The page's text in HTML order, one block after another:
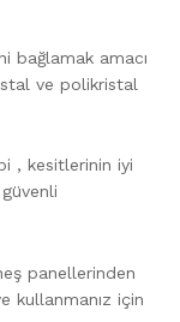
bağlamak amacı
ve polikristal
, kesitlerinin iyi
panellerinden
kullanmanız için